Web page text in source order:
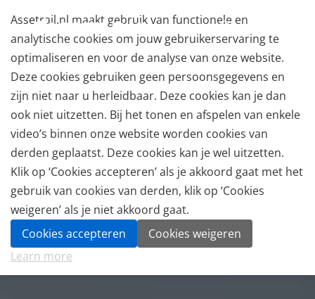
Assetrail.nl maakt gebruik van functionele en
analytische cookies om jouw gebruikerservaring te
optimaliseren en voor de analyse van onze website.
Deze cookies gebruiken geen persoonsgegevens en
zijn niet naar u herleidbaar. Deze cookies kan je dan
ook niet uitzetten. Bij het tonen en afspelen van enkele
video’s binnen onze website worden cookies van
derden geplaatst. Deze cookies kan je wel uitzetten.
Klik op ‘Cookies accepteren’ als je akkoord gaat met het
gebruik van cookies van derden, klik op ‘Cookies
weigeren’ als je niet akkoord gaat.
Cookies accepteren
Cookies weigeren
Learn more